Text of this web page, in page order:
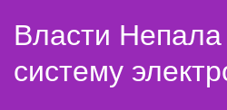
Власти Непала
систему